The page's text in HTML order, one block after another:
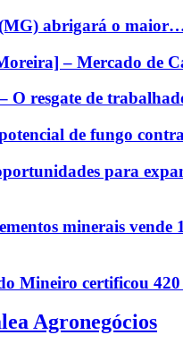
(MG) abrigará o
– Mercado de
O resgate de
de fungo
para
minerais vende
Mineiro certificou